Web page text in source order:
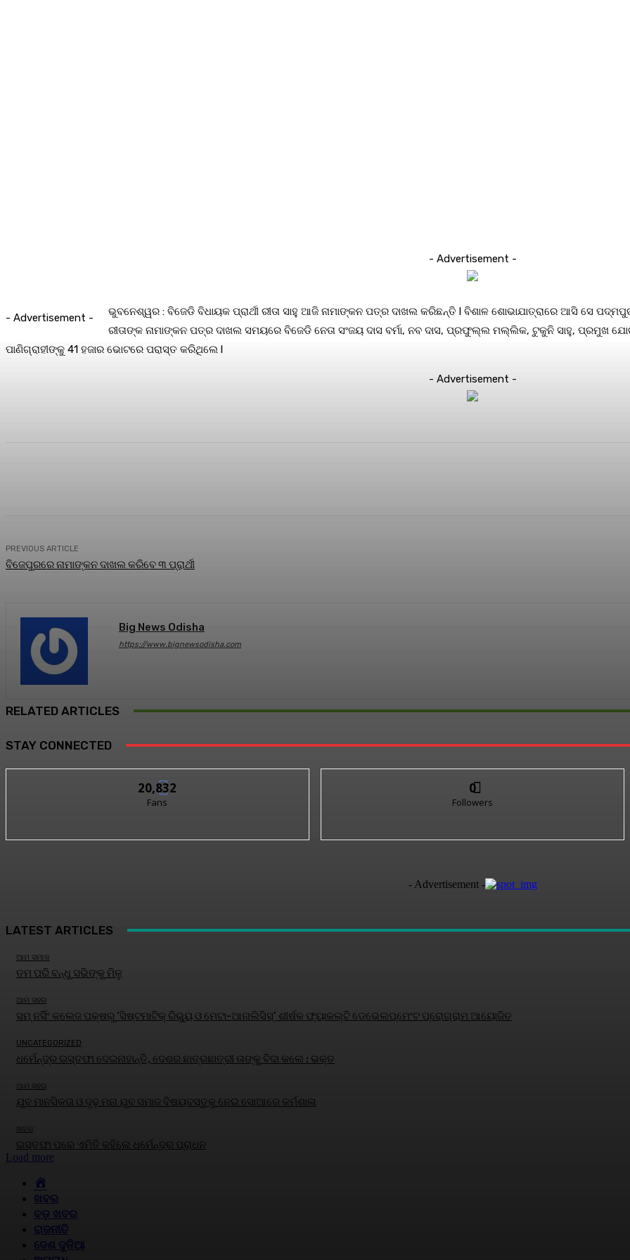
- Advertisement -
- Advertisement -
ଭୁବନେଶ୍ୱର : ବିଜେଡି ବିଧାୟକ ପ୍ରାର୍ଥୀ ରୀତା ସାହୁ ଆଜି ନାମାଙ୍କନ ପତ୍ର ଦାଖଲ କରିଛନ୍ତି l ବିଶାଳ ଶୋଭାଯାତ୍ରାରେ ଆସି ସେ
ରୀତାଙ୍କ ନାମାଙ୍କନ ପତ୍ର ଦାଖଲ ସମୟରେ ବିଜେଡି ନେତା ସଂଜୟ ଦାସ ବର୍ମା, ନବ ଦାସ, ପ୍ରଫୁଲ୍ଲ ମଲ୍ଲିକ, ଟୁକୁନି ସାହୁ, ପ୍ରମୁଖ
ପାଣିଗ୍ରାହୀଙ୍କୁ 41 ହଜାର ଭୋଟରେ ପରାସ୍ତ କରିଥିଲେ l
- Advertisement -
PREVIOUS ARTICLE
ବିଜେପୁରରେ ନାମାଙ୍କନ ଦାଖଲ କରିବେ ୩ ପ୍ରାର୍ଥୀ
Big News Odisha
https://www.bignewsodisha.com
RELATED ARTICLES
STAY CONNECTED
20,832
Fans
0
Followers
- Advertisement -
LATEST ARTICLES
ଆମ ସମାଜ
ତମ ପରି ବନ୍ଧୁ ସଭିଙ୍କୁ ମିଳୁ
ଆମ ସହର
ସମ୍ ନର୍ସିଂ କଲେଜ ପକ୍ଷରୁ ‘ସିଷ୍ଟମାଟିକ୍ ରିଭ୍ୟୁ ଓ ମେଟା-ଆନାଲିସିସ୍‌’ ଶୀର୍ଷକ ଫ୍ୟାକଲ୍ଟି ଡେଭେଲପ୍‌ମେଂଟ ପ୍ରୋଗ୍ରାମ ଆୟୋଜିତ
UNCATEGORIZED
ଧର୍ମେନ୍ଦ୍ର ଇସ୍ତଫା ଦେଇନାହାନ୍ତି, ଦେଶର ଛାତ୍ରଛାତ୍ରୀ ତାଙ୍କୁ ବିଦା କଲେ : ଭକ୍ତ
ଆମ ସହର
ଯୁବ ମାନସିକତା ଓ ଦୃଢ଼ ମନା ଯୁବ ସମାଜ ବିଷୟବସ୍ତୁକୁ ନେଇ ସୋଆରେ କର୍ମଶାଳା
ଖବର
ଇସ୍ତଫା ପରେ ଏମିତି କହିଲେ ଧର୍ମେନ୍ଦ୍ର ପ୍ରାଧନ
Load more
ଖବର
ବଡ଼ ଖବର
ରାଜନୀତି
ଦେଶ ଦୁନିଆ